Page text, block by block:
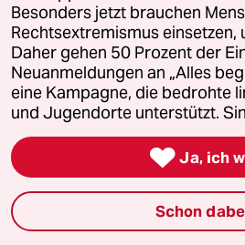
Vergangene
taz lab 2027
Mehr taz Lesestoff
taz Blogs
Besonders jetzt brauchen
Rechtsextremismus einsetzen,
Daher gehen 50 Prozent der
Neuanmeldungen an „Alles
eine Kampagne, die bedrohte
und Jugendorte unterstützt.
 Ja, ich
Schon